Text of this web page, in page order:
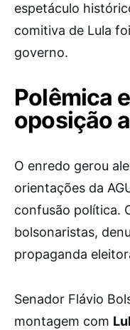
espetáculo
comitiva de Lula
governo.
Polêmica
oposição
O enredo gerou
orientações da
confusão política.
bolsonaristas,
propaganda
Senador Flávio
montagem com